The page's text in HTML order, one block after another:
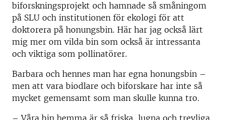
biforskningsprojekt och hamnade så småningom
på SLU och institutionen för ekologi för att
doktorera på honungsbin. Här har jag också lärt
mig mer om vilda bin som också är intressanta
och viktiga som pollinatörer.
Barbara och hennes man har egna honungsbin –
men att vara biodlare och biforskare har inte så
mycket gemensamt som man skulle kunna tro.
– Våra bin hemma är så friska, lugna och trevliga.